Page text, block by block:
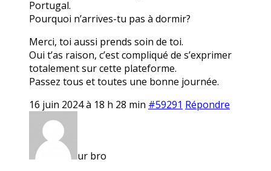
Portugal.
Pourquoi n’arrives-tu pas à dormir?
Merci, toi aussi prends soin de toi.
Oui t’as raison, c’est compliqué de s’exprimer
totalement sur cette plateforme.
Passez tous et toutes une bonne journée.
16 juin 2024 à 18 h 28 min #59291 Répondre
ur bro